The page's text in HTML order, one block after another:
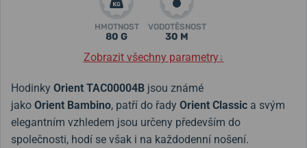
HMOTNOST
80 G
VODOTĚSNOST
30 M
Zobrazit všechny parametry↓
Hodinky Orient TAC00004B jsou známé
jako Orient Bambino, patří do řady Orient Classic a svým
elegantním vzhledem jsou určeny především do
společnosti, hodí se však i na každodenní nošení.